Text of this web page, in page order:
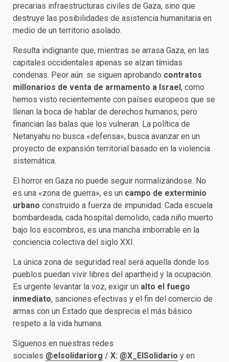
precarias infraestructuras civiles de Gaza, sino que
destruye las posibilidades de asistencia humanitaria en
medio de un territorio asolado.
Resulta indignante que, mientras se arrasa Gaza, en las
capitales occidentales apenas se alzan tímidas
condenas. Peor aún: se siguen aprobando contratos
millonarios de venta de armamento a Israel, como
hemos visto recientemente con países europeos que se
llenan la boca de hablar de derechos humanos, pero
financian las balas que los vulneran. La política de
Netanyahu no busca «defensa»; busca avanzar en un
proyecto de expansión territorial basado en la violencia
sistemática.
El horror en Gaza no puede seguir normalizándose. No
es una «zona de guerra», es un campo de exterminio
urbano construido a fuerza de impunidad. Cada escuela
bombardeada, cada hospital demolido, cada niño muerto
bajo los escombros, es una mancha imborrable en la
conciencia colectiva del siglo XXI.
La única zona de seguridad real será aquella donde los
pueblos puedan vivir libres del apartheid y la ocupación.
Es urgente levantar la voz, exigir un alto el fuego
inmediato, sanciones efectivas y el fin del comercio de
armas con un Estado que desprecia el más básico
respeto a la vida humana.
Síguenos en nuestras redes
sociales @elsolidariorg / X: @X_ElSolidario y en